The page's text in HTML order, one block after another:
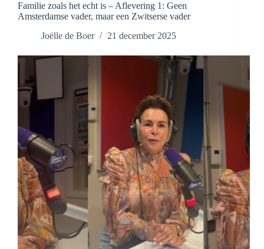
vader
‘Zoiets
zet
je
hele
kop.’
Familie zoals het echt is – Aflevering 1: Geen
Amsterdamse vader, maar een Zwitserse vader
Joëlle de Boer
21 december 2025